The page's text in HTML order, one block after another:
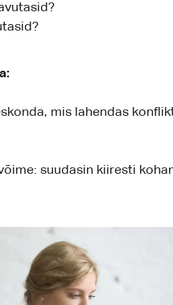
mis lahendas
suudasin kiiresti